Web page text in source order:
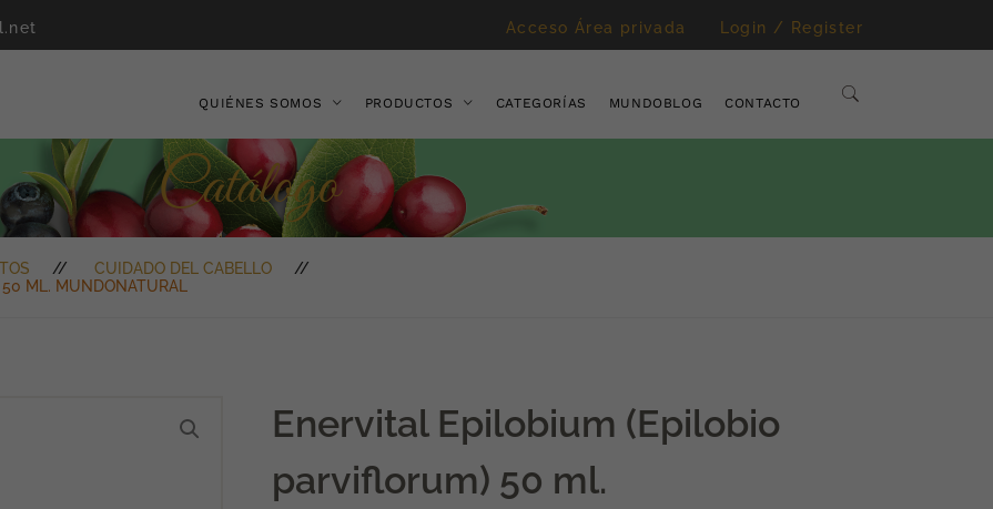
Acceso Área privada Login / Register
QUIÉNES SOMOS PRODUCTOS CATEGORÍAS MUNDOBLOG CONTACTO
Catálogo
CUIDADO DEL CABELLO
ML. MUNDONATURAL
Enervital Epilobium (Epilobio
parviflorum) 50 ml.